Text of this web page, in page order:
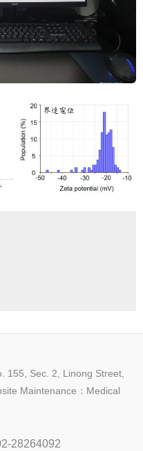
155, Sec. 2, Linong Street,
Maintenance：Medical
28264092